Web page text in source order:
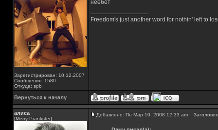
Зарегистрирован: 10.12.2007
Сообщения: 1580
Откуда: spb
неебёт
Freedom's just another word for nothin' left to
Вернуться к началу
алиса
[Merry Prankster]
Добавлено: Пн Мар 10, 2008 12:33 am